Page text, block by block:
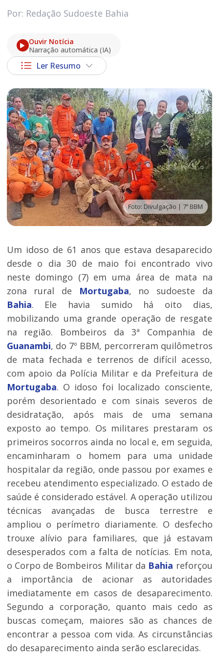
Por: Redação Sudoeste Bahia
Ouvir Notícia
Narração automática (IA)
Ler Resumo
Foto: Divulgação | 7º BBM
Um idoso de 61 anos que estava desaparecido
desde o dia 30 de maio foi encontrado vivo
neste domingo (7) em uma área de mata na
zona rural de
Mortugaba, no sudoeste da
Bahia. Ele havia sumido há oito dias,
mobilizando uma grande operação de resgate
na região. Bombeiros da 3ª Companhia de
Guanambi, do 7º BBM, percorreram quilômetros
de mata fechada e terrenos de difícil acesso,
com apoio da Polícia Militar e da Prefeitura de
Mortugaba. O idoso foi localizado consciente,
porém desorientado e com sinais severos de
desidratação, após mais de uma semana
exposto ao tempo. Os militares prestaram os
primeiros socorros ainda no local e, em seguida,
encaminharam o homem para uma unidade
hospitalar da região, onde passou por exames e
recebeu atendimento especializado. O estado de
saúde é considerado estável. A operação utilizou
técnicas avançadas de busca terrestre e
ampliou o perímetro diariamente. O desfecho
trouxe alívio para familiares, que já estavam
desesperados com a falta de notícias. Em nota,
o Corpo de Bombeiros Militar da Bahia reforçou
a importância de acionar as autoridades
imediatamente em casos de desaparecimento.
Segundo a corporação, quanto mais cedo as
buscas começam, maiores são as chances de
encontrar a pessoa com vida. As circunstâncias
do desaparecimento ainda serão esclarecidas.